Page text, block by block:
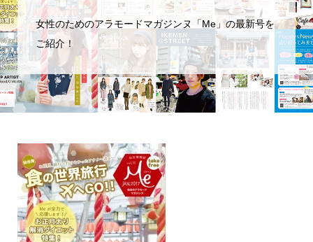
女性のためのアラモードマガジンヌ「Me」の最新号を
ご紹介！